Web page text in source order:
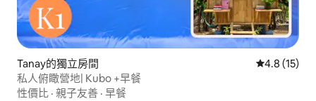
Tanay的獨立房間 從 15 則評
4.8 (15)
私人俯瞰營地| Kubo +早餐
性價比 · 親子友善 · 早餐